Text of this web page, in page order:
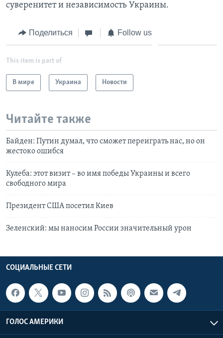
суверенитет и независимость Украины.
Поделиться Follow us
This item is part of
В мире Украина Новости
Читайте также
Байден: Путин думал, что сможет переиграть нас, но он
жестоко ошибся
Кулеба: этот визит – во имя победы Украины и всего
свободного мира
Президент США посетил Киев
Зеленский: мы наносим России значительный урон
СОЦИАЛЬНЫЕ СЕТИ
ГОЛОС АМЕРИКИ